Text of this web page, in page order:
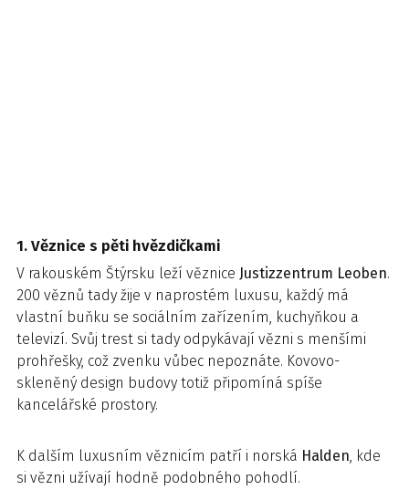
1. Věznice s pěti hvězdičkami
V rakouském Štýrsku leží věznice Justizzentrum Leoben.
200 věznů tady žije v naprostém luxusu, každý má
vlastní buňku se sociálním zařízením, kuchyňkou a
televizí. Svůj trest si tady odpykávají vězni s menšími
prohřešky, což zvenku vůbec nepoznáte. Kovovo-
skleněný design budovy totiž připomíná spíše
kancelářské prostory.
K dalším luxusním věznicím patří i norská Halden, kde
si vězni užívají hodně podobného pohodlí.